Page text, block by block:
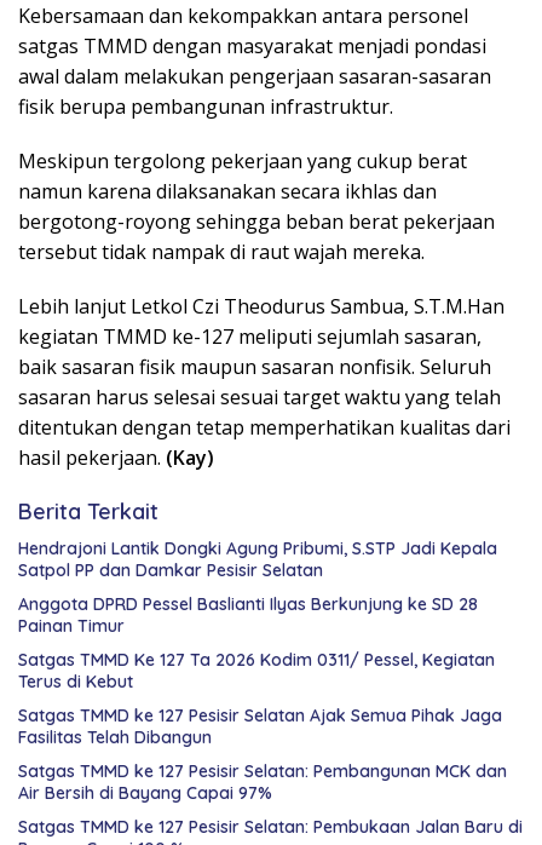
Kebersamaan dan kekompakkan antara personel
satgas TMMD dengan masyarakat menjadi pondasi
awal dalam melakukan pengerjaan sasaran-sasaran
fisik berupa pembangunan infrastruktur.
Meskipun tergolong pekerjaan yang cukup berat
namun karena dilaksanakan secara ikhlas dan
bergotong-royong sehingga beban berat pekerjaan
tersebut tidak nampak di raut wajah mereka.
Lebih lanjut Letkol Czi Theodurus Sambua, S.T.M.Han
kegiatan TMMD ke-127 meliputi sejumlah sasaran,
baik sasaran fisik maupun sasaran nonfisik. Seluruh
sasaran harus selesai sesuai target waktu yang telah
ditentukan dengan tetap memperhatikan kualitas dari
hasil pekerjaan. (Kay)
Berita Terkait
Hendrajoni Lantik Dongki Agung Pribumi, S.STP Jadi Kepala
Satpol PP dan Damkar Pesisir Selatan
Anggota DPRD Pessel Baslianti Ilyas Berkunjung ke SD 28
Painan Timur
Satgas TMMD Ke 127 Ta 2026 Kodim 0311/ Pessel, Kegiatan
Terus di Kebut
Satgas TMMD ke 127 Pesisir Selatan Ajak Semua Pihak Jaga
Fasilitas Telah Dibangun
Satgas TMMD ke 127 Pesisir Selatan: Pembangunan MCK dan
Air Bersih di Bayang Capai 97%
Satgas TMMD ke 127 Pesisir Selatan: Pembukaan Jalan Baru di